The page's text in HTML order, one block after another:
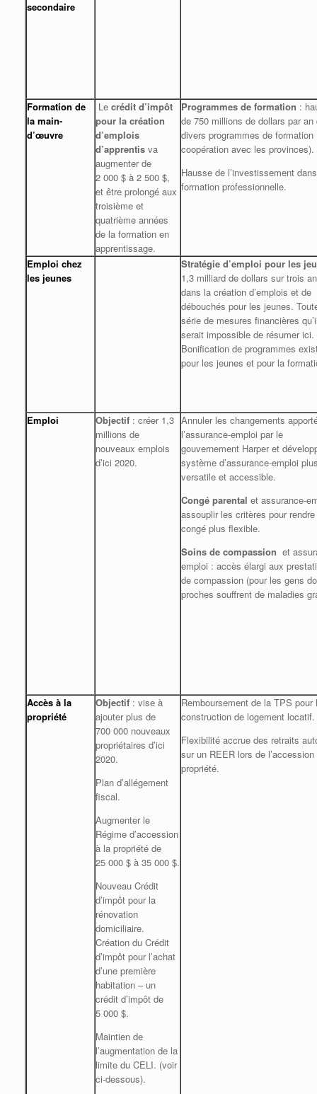
secondaire
Formation de
la main-
d’œuvre
Le crédit d’impôt
pour la création
d’emplois
d’apprentis va
augmenter de
2 000 $ à 2 500 $,
et être prolongé aux
troisième et
quatrième années
de la formation en
apprentissage.
Programmes de formation :
de 750 millions de dollars par an
divers programmes de formation
coopération avec les provinces).
Hausse de l’investissement
formation professionnelle.
Emploi chez
les jeunes
Stratégie d’emploi pour les
1,3 milliard de dollars sur trois
dans la création d’emplois et de
débouchés pour les jeunes.
série de mesures financières
serait impossible de résumer ici.
Bonification de programmes
pour les jeunes et pour la
Emploi Objectif : créer 1,3
millions de
nouveaux emplois
d’ici 2020.
Annuler les changements
l’assurance-emploi par le
gouvernement Harper et
système d’assurance-emploi
versatile et accessible.
Congé parental et assurance-
assouplir les critères pour
congé plus flexible.
Soins de compassion et
emploi : accès élargi aux
de compassion (pour les gens
proches souffrent de maladies
Accès à la
propriété
Objectif : vise à
ajouter plus de
700 000 nouveaux
propriétaires d’ici
2020.
Plan d’allégement
fiscal.
Augmenter le
Régime d’accession
à la propriété de
25 000 $ à 35 000 $.
Nouveau Crédit
d’impôt pour la
rénovation
domiciliaire.
Création du Crédit
d’impôt pour l’achat
d’une première
habitation – un
crédit d’impôt de
5 000 $.
Maintien de
l’augmentation de la
limite du CELI. (voir
ci-dessous).
Remboursement de la TPS pour
construction de logement locatif.
Flexibilité accrue des retraits
sur un REER lors de
propriété.